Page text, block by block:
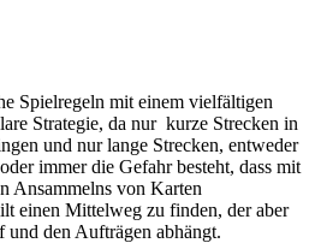
Spielregeln mit einem vielfältigen
Strategie, da nur kurze Strecken in
und nur lange Strecken, entweder
immer die Gefahr besteht, dass mit
Ansammelns von Karten
einen Mittelweg zu finden, der aber
und den Aufträgen abhängt.